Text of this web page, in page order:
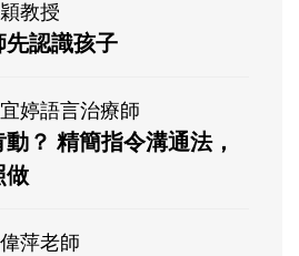
教授
認識孩子
婷語言治療師
？ 精簡指令溝通法，
做
萍老師